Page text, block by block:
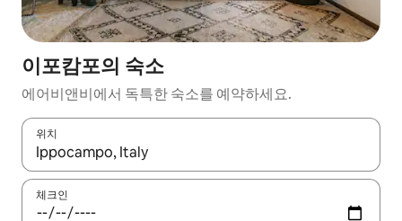
이포캄포의 숙소
에어비앤비에서 독특한 숙소를 예약하세요.
위치
결과가 나오면 위·아래 화살표 키를 사용하거나 터치 또는 스와이
체크인